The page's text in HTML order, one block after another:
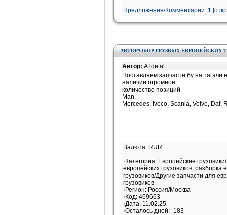
Предложения/Комментарии: 1 [
АВТОРАЗБОР ГРУЗВЫХ ЕВРОПЕЙСКИХ
Автор: ATdetal
Поставляем запчасти бу на тягачи
наличии огромное
количество позиций
Man,
Mercedes, Iveco, Scania, Volvo, Daf,
Валюта: RUR
Категория: Европейские
европейских грузовиков, разборка
грузовиков/Другие запчасти для
грузовиков
Регион: Россия/Москва
Код: 469663
Дата: 11.02.25
Осталось дней: -183